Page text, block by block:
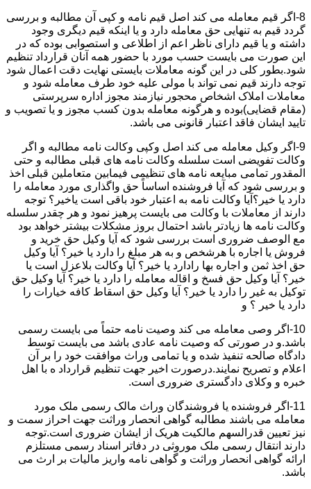
8-اگر قیم معامله می کند اصل قیم نامه و کپی آن مطالبه و بررسی
گردد قیم به تنهایی حق معامله دارد و یا اینکه قیم دیگری وجود
داشته و یا قیم دارای ناظر اعم از اطلاعی و استصوابی بوده که در
این صورت می بایست حسب مورد با حضور همه آنان قرارداد تنظیم
شود.بطور کلی در این گونه معاملات بایستی نهایت دقت اعمال شود
توجه دارند قیم نمی تواند با مولی علیه خود طرف معامله شود و
معاملات املاک اشخاص محجور نیازمند مجوز اداره سرپرستی
(مقام قضایی)بوده و هرگونه معامله بدون کسب مجوز و یا تصویب و
تایید ایشان فاقد اعتبار قانونی می باشد.
9-اگر وکیل معامله می کند اصل وکپی وکالت نامه مطالبه و اگر
وکالت تفویضی است سلسله وکالت نامه های قبلی مطالبه و حتی
المقدور تمامی مبایعه نامه های تنظیمی فیمابین متعاملین قبلی اخذ
و بررسی شود که آیا فروشنده اساساً حق واگذاری مورد معامله را
دارد یا خیر؟آیا وکالت نامه به اعتبار خود باقی است یاخیر؟ توجه
دارند از معاملات با وکالت می بایست پرهیز نمود و هر چقدر سلسله
وکالت نامه ها زیادتر باشد احتمال بروز مشکلات بیشتر خواهد بود
مع الوصف ضروری است بررسی شود که آیا وکیل حق خرید و
فروش یا اجاره با هرشخص و به هر مبلغ را دارد یا خیر؟ آیا وکیل
حق اخذ ثمن و اجاره بها رادارد یا خیر؟ آیا وکالت بلاعزل است یا
خیر؟ آیا وکیل حق فسخ و اقاله معامله را دارد یا خیر؟ آیا وکیل حق
توکیل به غیر را دارد یا خیر؟ آیا وکیل حق اسقاط کافه خیارات را
دارد یا خیر ؟ و
10-اگر وصی معامله می کند وصیت نامه حتماً می بایست رسمی
باشد.و در صورتی که وصیت نامه عادی باشد می بایست توسط
دادگاه صالحه تنفیذ شده و یا تمامی وراث موافقت خود را بر آن
اعلام و تصریح نمایند.درصورت اخیر جهت تنظیم قرارداد ه با اهل
خبره و وکلای دادگستری ضروری است.
11-اگر فروشنده یا فروشندگان وراث مالک رسمی ملک مورد
معامله می باشند مطالبه گواهی انحصار وراثت جهت احراز سمت و
نیز تعیین قدرالسهم مالکیت هریک از ایشان ضروری است.توجه
دارند انتقال رسمی ملک موروثی در دفاتر اسناد رسمی مستلزم
ارائه گواهی انحصار وراثت و گواهی نامه واریز مالیات بر ارث می
باشد.